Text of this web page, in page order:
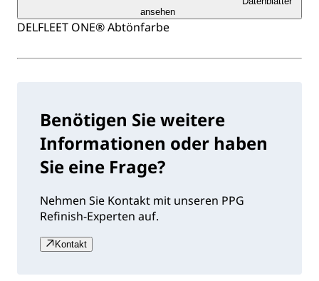
ansehen
DELFLEET ONE® Abtönfarbe
Benötigen Sie weitere
Informationen oder haben
Sie eine Frage?
Nehmen Sie Kontakt mit unseren PPG
Refinish-Experten auf.
Kontakt